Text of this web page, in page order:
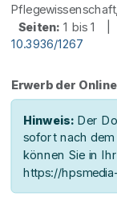
Seiten: 1 bis 1 |
10.3936/1267
Erwerb der
Hinweis: Der
sofort nach
können Sie in
https://